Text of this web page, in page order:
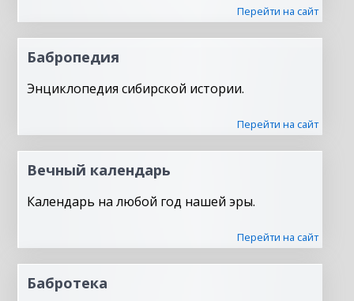
Перейти на сайт
Бабропедия
Энциклопедия сибирской истории.
Перейти на сайт
Вечный календарь
Календарь на любой год нашей эры.
Перейти на сайт
Бабротека